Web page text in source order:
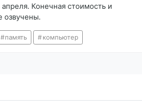
Конечная стоимость и
озвучены.
память компьютер